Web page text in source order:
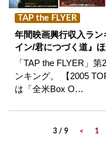
TAP the FLYER
年間映画興行収入ラ
イン/君につづく道』
「TAP the FLYER」
ンキング。 【2005
は「全米Box O…
3 / 9 < 1